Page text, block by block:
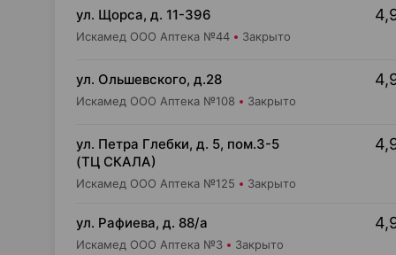
ул. Щорса, д. 11-396
Искамед ООО Аптека №44 Закрыто
ул. Ольшевского, д.28
Искамед ООО Аптека №108 Закрыто
ул. Петра Глебки, д. 5, пом.3-5
(ТЦ СКАЛА)
Искамед ООО Аптека №125 Закрыто
ул. Рафиева, д. 88/а
Искамед ООО Аптека №3 Закрыто